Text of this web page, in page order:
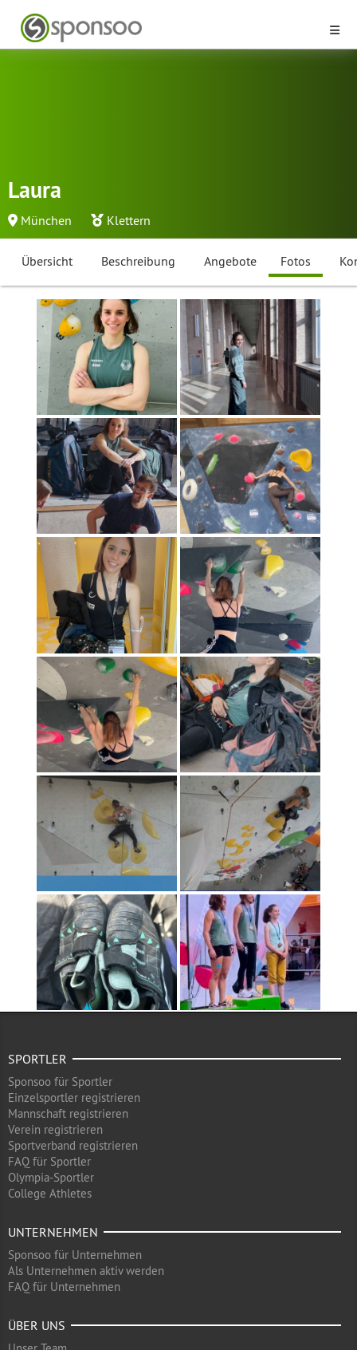
Laura
München Klettern
Übersicht Beschreibung Angebote Fotos
SPORTLER
Sponsoo für Sportler
Einzelsportler registrieren
Mannschaft registrieren
Verein registrieren
Sportverband registrieren
FAQ für Sportler
Olympia-Sportler
College Athletes
UNTERNEHMEN
Sponsoo für Unternehmen
Als Unternehmen aktiv werden
FAQ für Unternehmen
ÜBER UNS